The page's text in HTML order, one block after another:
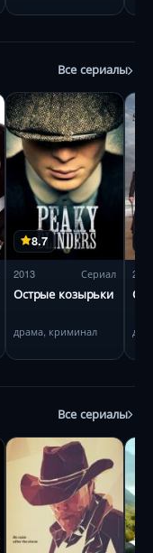
Все сериалы
8.7
2013 Сериал
Острые козырьки
драма, криминал
2019
Все сериалы